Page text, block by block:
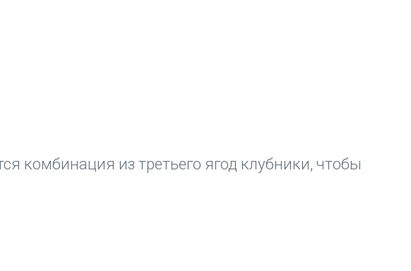
комбинация из третьего ягод клубники, чтобы